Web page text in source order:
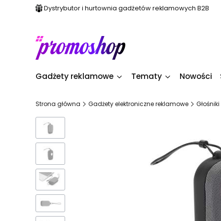
Dystrybutor i hurtownia gadżetów reklamowych B2B
Gadżety reklamowe Tematy Nowości
Strona główna Gadżety elektroniczne reklamowe